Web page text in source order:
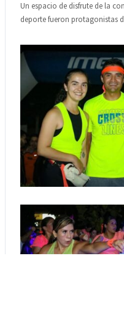
Un espacio de disfrute de la
deporte fueron protagonistas